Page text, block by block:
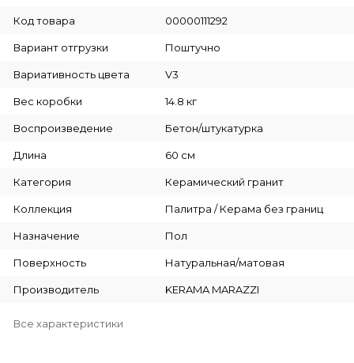
Код товара 00000111292
Вариант отгрузки Поштучно
Вариативность цвета V3
Вес коробки 14.8 кг
Воспроизведение Бетон/штукатурка
Длина 60 см
Категория Керамический гранит
Коллекция Палитра / Керама без границ
Назначение Пол
Поверхность Натуральная/матовая
Производитель KERAMA MARAZZI
Все характеристики